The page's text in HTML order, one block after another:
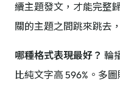
續主題發文，才能完整
關的主題之間跳來跳去
哪種格式表現最好？ 輪
比純文字高 596%。多